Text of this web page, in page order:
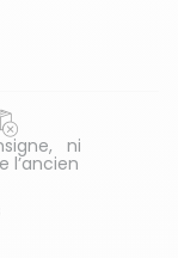
ni
l’ancien